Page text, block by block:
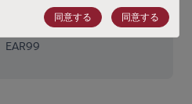
8542.39.0090
EAR99
同意する 同意する